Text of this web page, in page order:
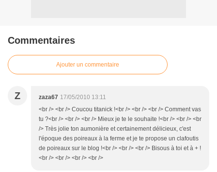
Commentaires
Ajouter un commentaire
Z zaza67 17/05/2010 13:11
<br /> <br /> Coucou titanick !<br /> <br /> <br /> Comment vas
tu ?<br /> <br /> <br /> Mieux je te le souhaite !<br /> <br /> <br
/> Très jolie ton aumonière et certainement délicieux, c'est
l'époque des poireaux à la ferme et je te propose un clafoutis
de poireaux sur le blog !<br /> <br /> <br /> Bisous à toi et à + !
<br /> <br /> <br /> <br />